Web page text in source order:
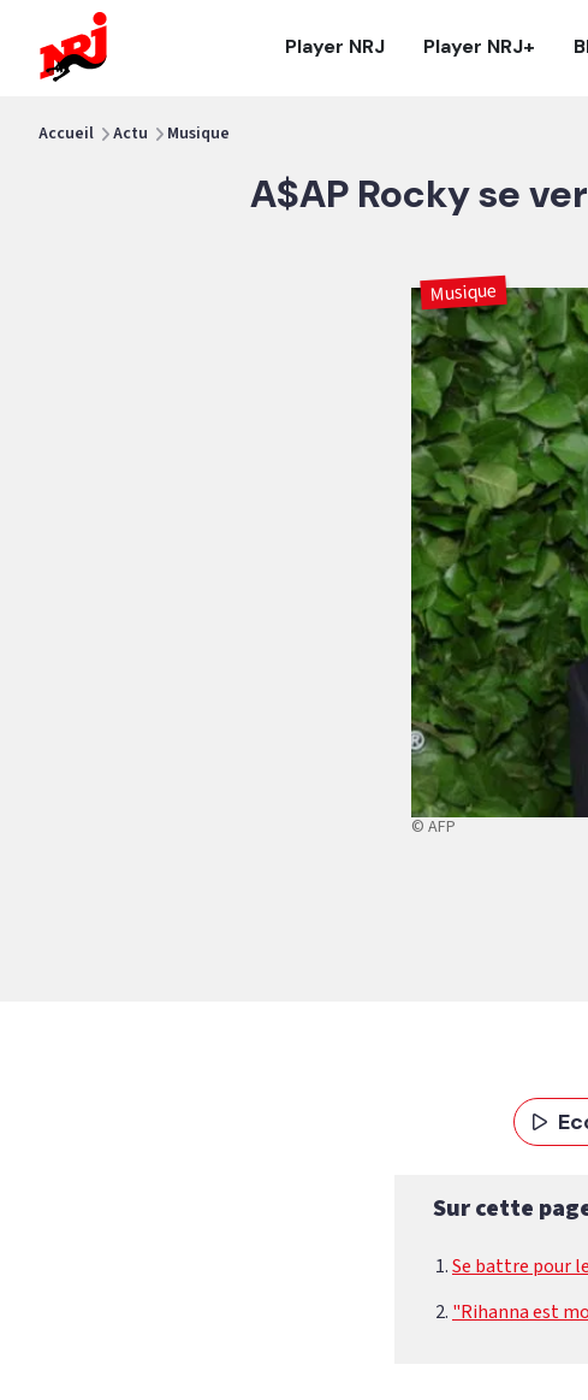
Player NRJ Player NRJ+
Accueil Actu Musique
A$AP Rocky se
Musique
© AFP
Sur cette
Se battre pour
"Rihanna est